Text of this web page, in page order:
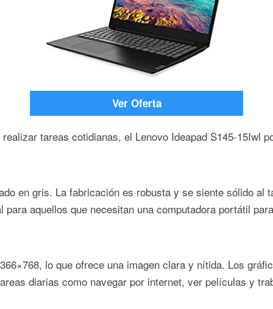
Ver Oferta
tareas cotidianas, el Lenovo Ideapad S145-15Iwl
en gris. La fabricación es robusta y se siente sólido
aquellos que necesitan una computadora portátil
lo que ofrece una imagen clara y nítida. Los
diarias como navegar por internet, ver películas y